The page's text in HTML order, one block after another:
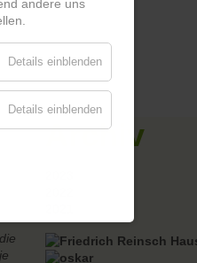
Archiv
andere uns
Details einblenden
Details einblenden